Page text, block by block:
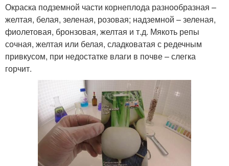
Окраска подземной части корнеплода разнообразная –
желтая, белая, зеленая, розовая; надземной – зеленая,
фиолетовая, бронзовая, желтая и т.д. Мякоть репы
сочная, желтая или белая, сладковатая с редечным
привкусом, при недостатке влаги в почве – слегка
горчит.